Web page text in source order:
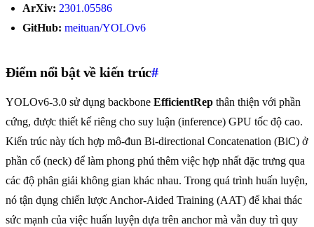
ArXiv: 2301.05586
GitHub: meituan/YOLOv6
Điểm nổi bật về kiến trúc#
YOLOv6-3.0 sử dụng backbone EfficientRep thân thiện với phần
cứng, được thiết kế riêng cho suy luận (inference) GPU tốc độ cao.
Kiến trúc này tích hợp mô-đun Bi-directional Concatenation (BiC) ở
phần cổ (neck) để làm phong phú thêm việc hợp nhất đặc trưng qua
các độ phân giải không gian khác nhau. Trong quá trình huấn luyện,
nó tận dụng chiến lược Anchor-Aided Training (AAT) để khai thác
sức mạnh của việc huấn luyện dựa trên anchor mà vẫn duy trì quy